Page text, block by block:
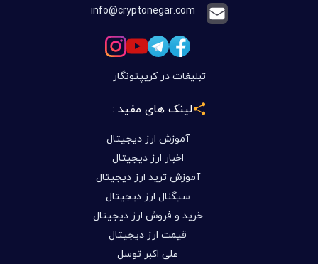
info@cryptonegar.com
تبلیغات در کریپتونگار
لینک های مفید :
آموزش ارز دیجیتال
اخبار ارز دیجیتال
آموزش ترید ارز دیجیتال
سیگنال ارز دیجیتال
خرید و فروش ارز دیجیتال
قیمت ارز دیجیتال
علی اکبر توسل